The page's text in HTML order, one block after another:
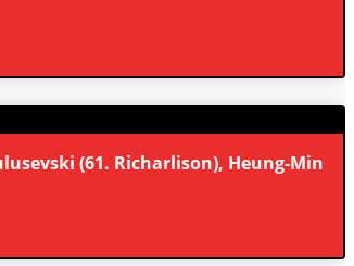
(61. Richarlison), Heung-Min